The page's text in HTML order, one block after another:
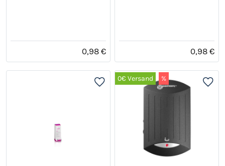
0,98 € 0,98 €
0€ Versand %